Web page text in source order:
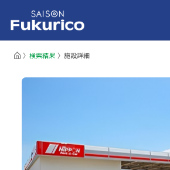
検索結果 施設詳細